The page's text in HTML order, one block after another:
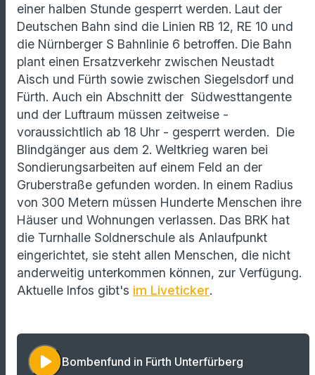
einer halben Stunde gesperrt werden. Laut der
Deutschen Bahn sind die Linien RB 12, RE 10 und
die Nürnberger S Bahnlinie 6 betroffen. Die Bahn
plant einen Ersatzverkehr zwischen Neustadt
Aisch und Fürth sowie zwischen Siegelsdorf und
Fürth. Auch ein Abschnitt der Südwesttangente
und der Luftraum müssen zeitweise -
voraussichtlich ab 18 Uhr - gesperrt werden. Die
Blindgänger aus dem 2. Weltkrieg waren bei
Sondierungsarbeiten auf einem Feld an der
Gruberstraße gefunden worden. In einem Radius
von 300 Metern müssen Hunderte Menschen ihre
Häuser und Wohnungen verlassen. Das BRK hat
die Turnhalle Soldnerschule als Anlaufpunkt
eingerichtet, sie steht allen Menschen, die nicht
anderweitig unterkommen können, zur Verfügung.
Aktuelle Infos gibt's im Liveticker.
play_arrow Bombenfund in Fürth Unterfürberg